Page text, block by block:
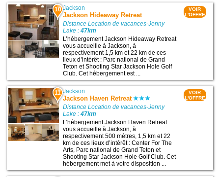
10 Jackson
Jackson Hideaway Retreat
Distance Location de vacances-Jenny
Lake :47km
L’hébergement Jackson Hideaway Retreat
vous accueille à Jackson, à
respectivement 1,5 km et 22 km de ces
lieux d’intérêt : Parc national de Grand
Teton et Shooting Star Jackson Hole Golf
Club. Cet hébergement est ...
VOIR
L'OFFRE
11 Jackson
Jackson Haven Retreat
Distance Location de vacances-Jenny
Lake :47km
L’hébergement Jackson Haven Retreat
vous accueille à Jackson, à
respectivement 500 mètres, 1,5 km et 22
km de ces lieux d’intérêt : Center For The
Arts, Parc national de Grand Teton et
Shooting Star Jackson Hole Golf Club. Cet
hébergement met à votre disposition ...
VOIR
L'OFFRE